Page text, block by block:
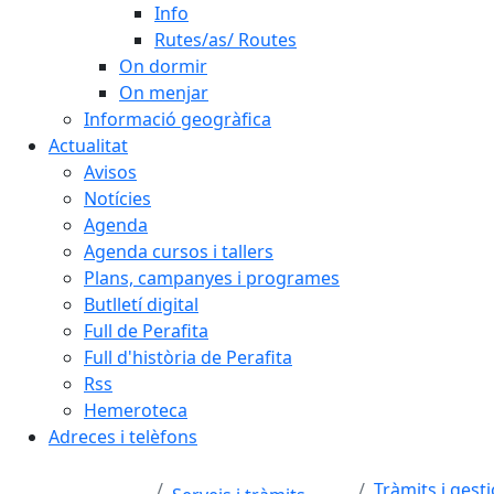
Info
Rutes/as/ Routes
On dormir
On menjar
Informació geogràfica
Actualitat
Avisos
Notícies
Agenda
Agenda cursos i tallers
Plans, campanyes i programes
Butlletí digital
Full de Perafita
Full d'història de Perafita
Rss
Hemeroteca
Adreces i telèfons